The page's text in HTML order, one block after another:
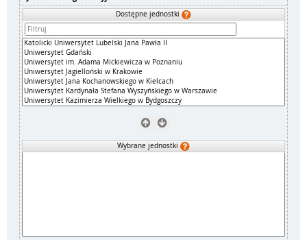
Dostępne jednostki
Wybrane jednostki